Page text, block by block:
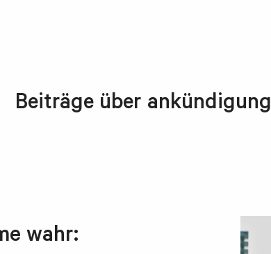
Beiträge über ankündigung
wahr: